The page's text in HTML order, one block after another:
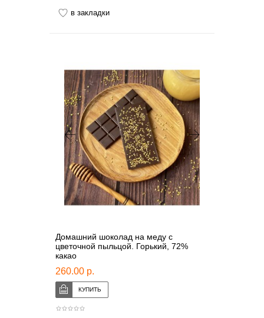
в закладки
Домашний шоколад на меду с
цветочной пыльцой. Горький, 72%
какао
260.00 р.